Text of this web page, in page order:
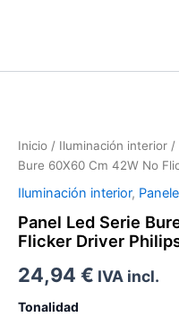
Inicio / Iluminación interior /
Bure 60X60 Cm 42W No
Iluminación interior,
Panel Led Serie
Flicker Driver
24,94 € IVA incl.
Tonalidad